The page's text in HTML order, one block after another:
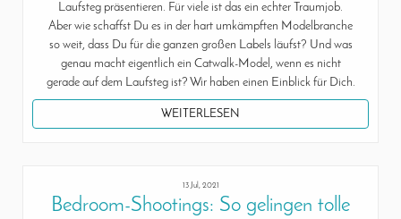
Laufsteg präsentieren. Für viele ist das ein echter Traumjob.
Aber wie schaffst Du es in der hart umkämpften Modelbranche
so weit, dass Du für die ganzen großen Labels läufst? Und was
genau macht eigentlich ein Catwalk-Model, wenn es nicht
gerade auf dem Laufsteg ist? Wir haben einen Einblick für Dich.
WEITERLESEN
13 Jul, 2021
Bedroom-Shootings: So gelingen tolle